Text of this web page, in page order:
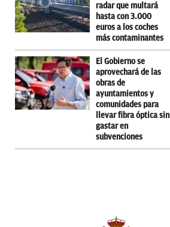
radar que multará
hasta con 3.000
euros a los coches
más contaminantes
El Gobierno se
aprovechará de las
obras de
ayuntamientos y
comunidades para
llevar fibra óptica sin
gastar en
subvenciones